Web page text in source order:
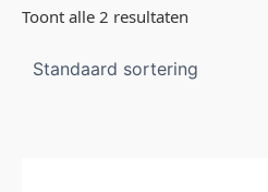
Toont alle 2 resultaten